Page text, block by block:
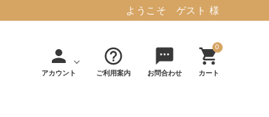
ようこそ ゲスト 様
person
アカウント
help_outline
ご利用案内
sms
お問合わせ
0
shopping_cart
カート